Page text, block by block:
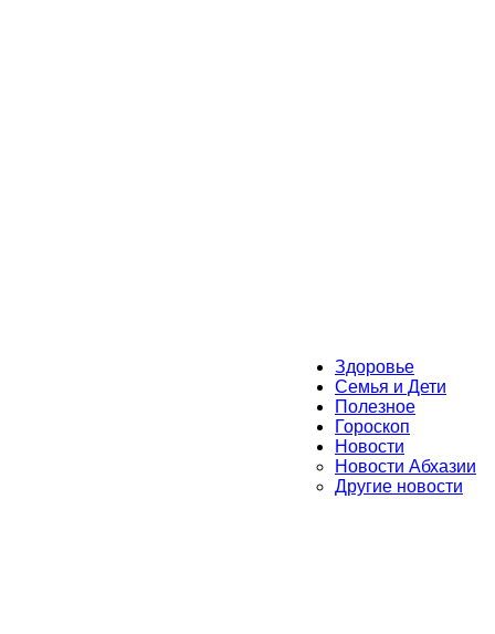
Здоровье
Семья и Дети
Полезное
Гороскоп
Новости
Новости Абхазии
Другие новости